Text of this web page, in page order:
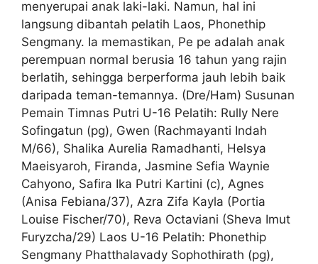
menyerupai anak laki-laki. Namun, hal ini
langsung dibantah pelatih Laos, Phonethip
Sengmany. Ia memastikan, Pe pe adalah anak
perempuan normal berusia 16 tahun yang rajin
berlatih, sehingga berperforma jauh lebih baik
daripada teman-temannya. (Dre/Ham) Susunan
Pemain Timnas Putri U-16 Pelatih: Rully Nere
Sofingatun (pg), Gwen (Rachmayanti Indah
M/66), Shalika Aurelia Ramadhanti, Helsya
Maeisyaroh, Firanda, Jasmine Sefia Waynie
Cahyono, Safira Ika Putri Kartini (c), Agnes
(Anisa Febiana/37), Azra Zifa Kayla (Portia
Louise Fischer/70), Reva Octaviani (Sheva Imut
Furyzcha/29) Laos U-16 Pelatih: Phonethip
Sengmany Phatthalavady Sophothirath (pg),